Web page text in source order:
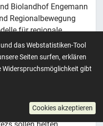
Biolandhof Engemann
Regionalbewegung
für regionale
NRW die
mit konkreten
von Regionalen
ist eine der
das Webstatistiken-Tool
Seiten surfen, erklären
Widerspruchsmöglichkeit gibt
Cookies akzeptieren